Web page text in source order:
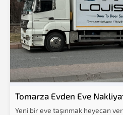
Tomarza Evden Eve
Yeni bir eve taşınmak heyecan